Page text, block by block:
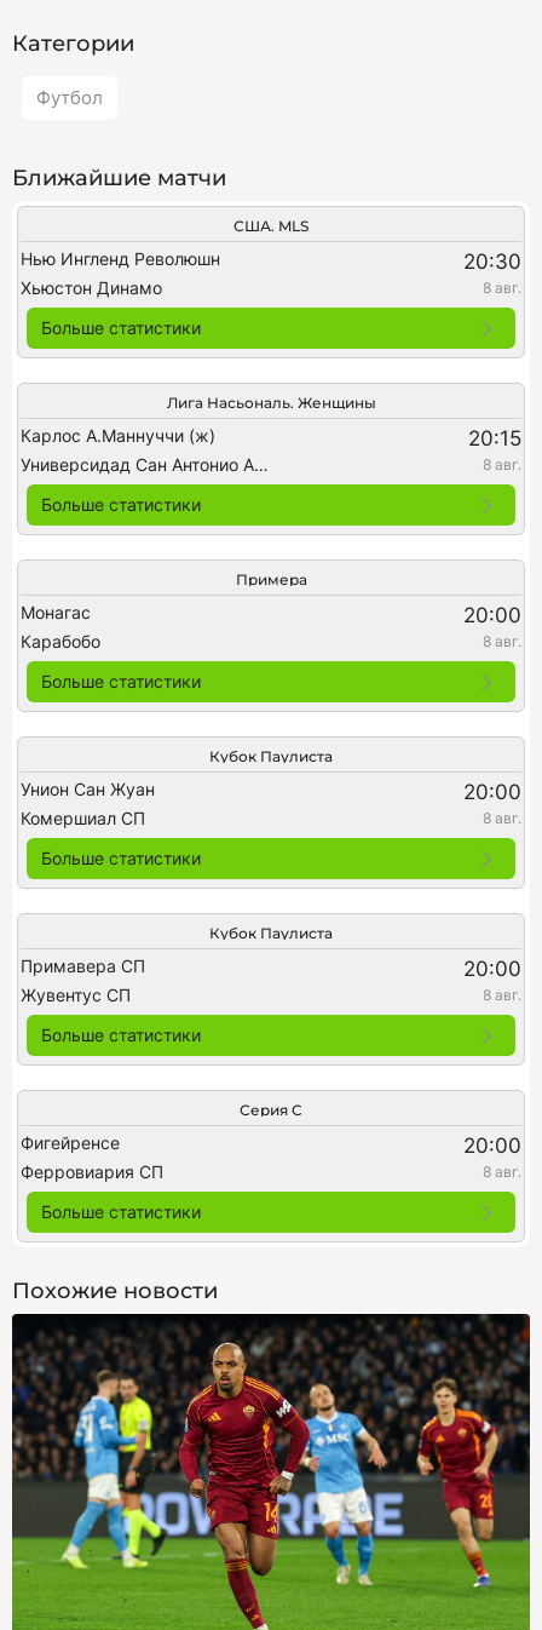
Категории
Футбол
Ближайшие матчи
США. MLS
Нью Ингленд Революшн 20:30
Хьюстон Динамо 8 авг.
Больше статистики
Лига Насьональ. Женщины
Карлос А.Маннуччи (ж) 20:15
Универсидад Сан Антонио Абад (ж) 8 авг.
Больше статистики
Примера
Монагас 20:00
Карабобо 8 авг.
Больше статистики
Кубок Паулиста
Унион Сан Жуан 20:00
Комершиал СП 8 авг.
Больше статистики
Кубок Паулиста
Примавера СП 20:00
Жувентус СП 8 авг.
Больше статистики
Серия C
Фигейренсе 20:00
Ферровиария СП 8 авг.
Больше статистики
Похожие новости